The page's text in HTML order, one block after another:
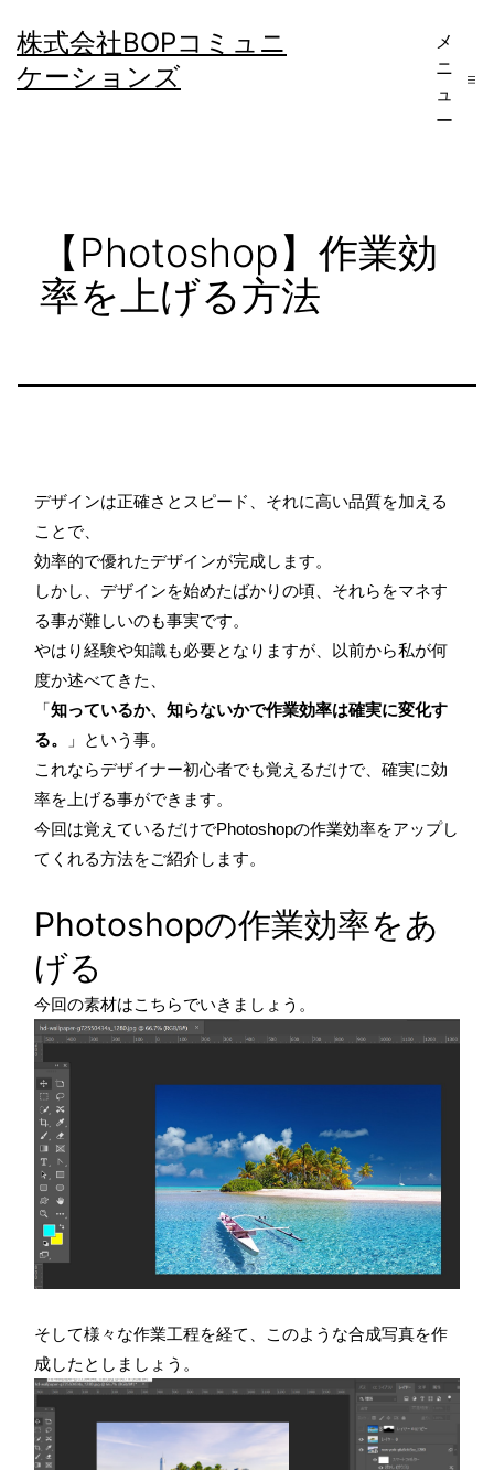
ン
テ
株式会社BOPコミュニ
ケーションズ
メ
ニ
ュ
ー
【Photoshop】作業効
率を上げる方法
デザインは正確さとスピード、それに高い品質を加える
ことで、
効率的で優れたデザインが完成します。
しかし、デザインを始めたばかりの頃、それらをマネす
る事が難しいのも事実です。
やはり経験や知識も必要となりますが、以前から私が何
度か述べてきた、
「知っているか、知らないかで作業効率は確実に変化す
る。
」という事。
これならデザイナー初心者でも覚えるだけで、確実に効
率を上げる事ができます。
今回は覚えているだけでPhotoshopの作業効率をアップし
てくれる方法をご紹介します。
Photoshopの作業効率をあ
げる
今回の素材はこちらでいきましょう。
そして様々な作業工程を経て、このような合成写真を作
成したとしましょう。